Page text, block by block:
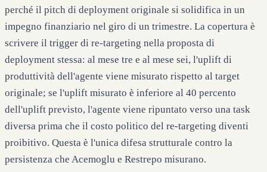
perché il pitch di deployment originale si solidifica in un
impegno finanziario nel giro di un trimestre. La copertura è
scrivere il trigger di re-targeting nella proposta di
deployment stessa: al mese tre e al mese sei, l'uplift di
produttività dell'agente viene misurato rispetto al target
originale; se l'uplift misurato è inferiore al 40 percento
dell'uplift previsto, l'agente viene ripuntato verso una task
diversa prima che il costo politico del re-targeting diventi
proibitivo. Questa è l'unica difesa strutturale contro la
persistenza che Acemoglu e Restrepo misurano.